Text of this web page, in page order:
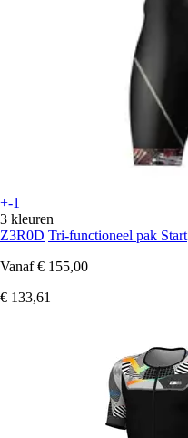
+-1
3 kleuren
Z3R0D Tri-functioneel pak Start
Vanaf € 155,00
€ 133,61